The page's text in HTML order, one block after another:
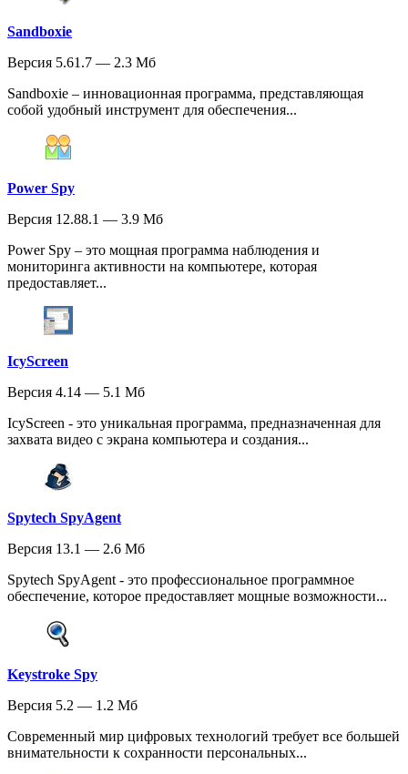
Sandboxie
Версия 5.61.7 — 2.3 Мб
Sandboxie – инновационная программа, представляющая
собой удобный инструмент для обеспечения...
Power Spy
Версия 12.88.1 — 3.9 Мб
Power Spy – это мощная программа наблюдения и
мониторинга активности на компьютере, которая
предоставляет...
IcyScreen
Версия 4.14 — 5.1 Мб
IcyScreen - это уникальная программа, предназначенная для
захвата видео с экрана компьютера и создания...
Spytech SpyAgent
Версия 13.1 — 2.6 Мб
Spytech SpyAgent - это профессиональное программное
обеспечение, которое предоставляет мощные возможности...
Keystroke Spy
Версия 5.2 — 1.2 Мб
Современный мир цифровых технологий требует все большей
внимательности к сохранности персональных...